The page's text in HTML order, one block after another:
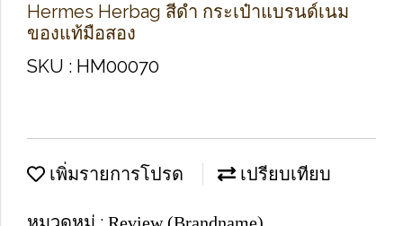
Hermes Herbag สีดำ กระเป๋าแบรนด์เนม
ของแท้มือสอง
SKU : HM00070
เพิ่มรายการโปรด เปรียบเทียบ